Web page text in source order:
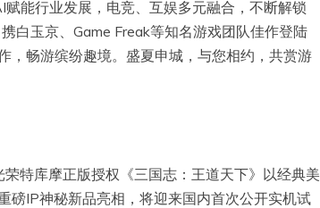
能行业发展，电竞、互娱多元融合，不断解锁
白玉京、Game Freak等知名游戏团队佳作登陆
畅游缤纷趣境。盛夏申城，与您相约，共赏游
特库摩正版授权《三国志：王道天下》以经典美
磅IP神秘新品亮相，将迎来国内首次公开实机试